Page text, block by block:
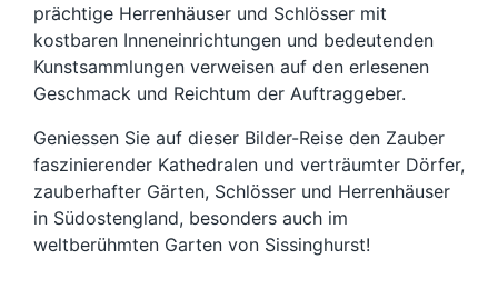
prächtige Herrenhäuser und Schlösser mit
kostbaren Inneneinrichtungen und bedeutenden
Kunstsammlungen verweisen auf den erlesenen
Geschmack und Reichtum der Auftraggeber.
Geniessen Sie auf dieser Bilder-Reise den Zauber
faszinierender Kathedralen und verträumter Dörfer,
zauberhafter Gärten, Schlösser und Herrenhäuser
in Südostengland, besonders auch im
weltberühmten Garten von Sissinghurst!